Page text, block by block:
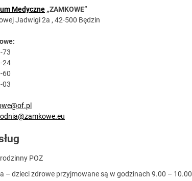
Medyczne „ZAMKOWE”
Jadwigi 2a , 42-500 Będzin
73
24
60
03
POZ
– dzieci zdrowe przyjmowane są w godzinach 9.00 – 10.00